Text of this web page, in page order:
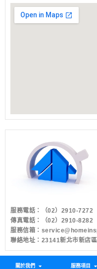
服務電話：
（02）2910-7272
傳真電話：（02）2910-8282
服務信箱：
聯絡地址：23141新北市新店
關於我們 服務項目